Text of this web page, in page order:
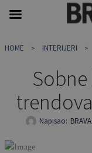
toHOME INTERIJERI
Napisao: